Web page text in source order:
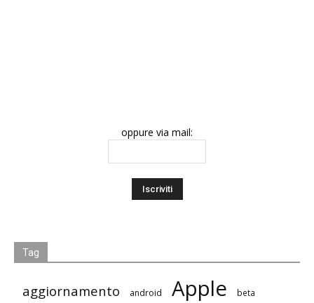
oppure via mail:
Tag
aggiornamento android Apple beta